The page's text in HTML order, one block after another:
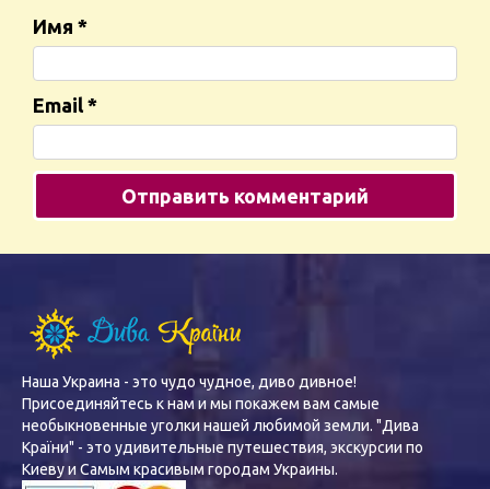
Имя *
Email *
Наша Украина - это чудо чудное, диво дивное!
Присоединяйтесь к нам и мы покажем вам самые
необыкновенные уголки нашей любимой земли. "Дива
Країни" - это удивительные путешествия, экскурсии по
Киеву и Самым красивым городам Украины.